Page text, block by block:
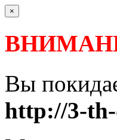
×
Вы
http://3-